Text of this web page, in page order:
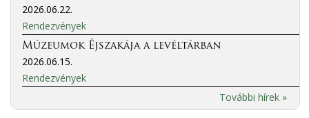
2026.06.22.
Rendezvények
Múzeumok Éjszakája a levéltárban
2026.06.15.
Rendezvények
További hírek »